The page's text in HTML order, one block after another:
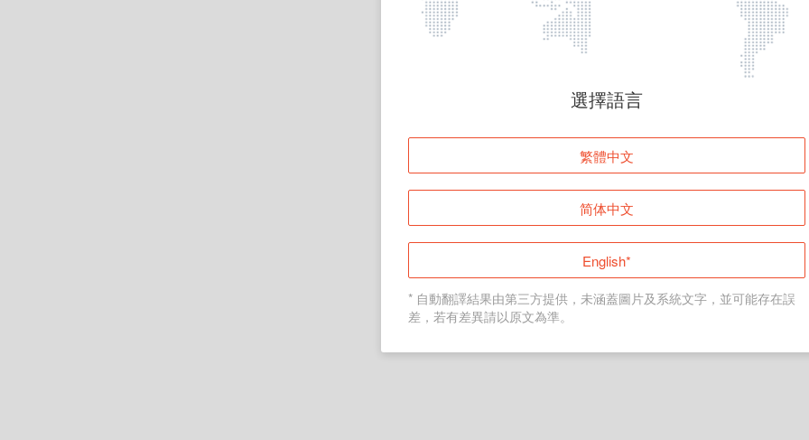
頁面無法顯示
登入
返回首頁
選擇語言
繁體中文
简体中文
English*
* 自動翻譯結果由第三方提供，未涵蓋圖片及系統文字，並可能存在誤
差，若有差異請以原文為準。